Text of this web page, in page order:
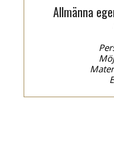
Allmänna